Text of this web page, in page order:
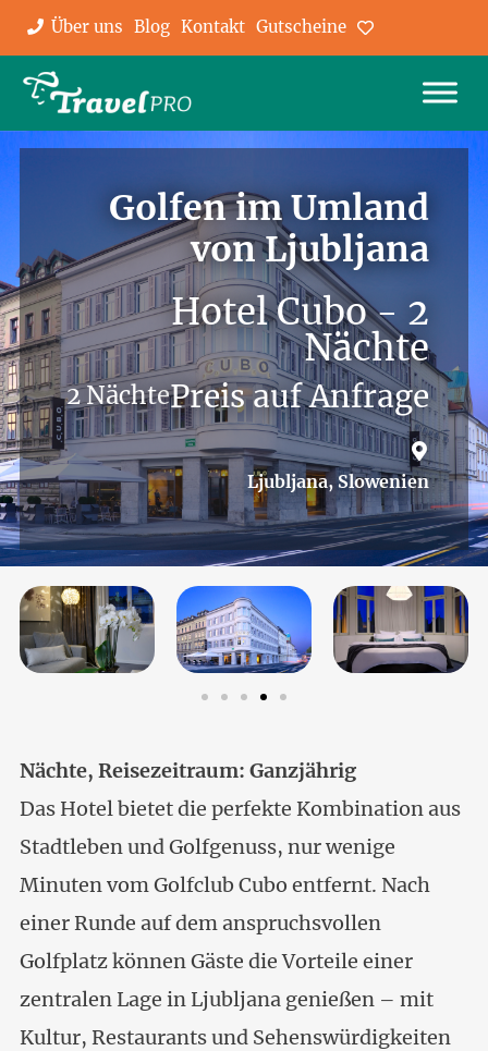
Über uns Blog Kontakt Gutscheine Favoriten
Golfen im Umland
von Ljubljana
Hotel Cubo - 2
Nächte
2 NächtePreis auf Anfrage
Ljubljana, Slowenien
Nächte, Reisezeitraum: Ganzjährig
Das Hotel bietet die perfekte Kombination aus
Stadtleben und Golfgenuss, nur wenige
Minuten vom Golfclub Cubo entfernt. Nach
einer Runde auf dem anspruchsvollen
Golfplatz können Gäste die Vorteile einer
zentralen Lage in Ljubljana genießen – mit
Kultur, Restaurants und Sehenswürdigkeiten